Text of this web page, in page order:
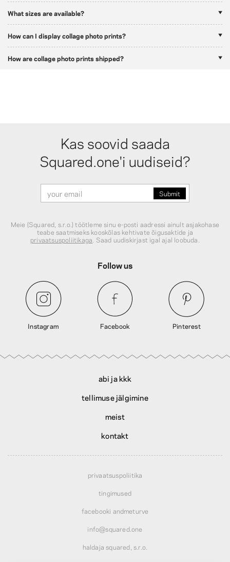
What sizes are available?
How can I display collage photo prints?
How are collage photo prints shipped?
Kas soovid saada
Squared.one'i uudiseid?
Meie (Squared, s.r.o.) töötleme sinu e-posti aadressi ainult asjakohase
teabe saatmiseks kooskõlas kehtivate õigusaktide ja
privaatsuspoliitikaga . Saad uudiskirjast igal ajal loobuda.
Follow us
Instagram Facebook Pinterest
abi ja kkk
tellimuse jälgimine
meist
kontakt
privaatsuspoliitika
tingimused
facebooki andmeturve
info@squared.one
haldaja squared, s.r.o.